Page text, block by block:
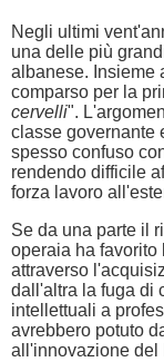
Negli ultimi
una delle più
albanese. Insieme
comparso per la
cervelli".
classe governante
spesso confuso
rendendo difficile
forza lavoro
Se da una parte il
operaia ha favorito
attraverso
dall'altra la fuga di
intellettuali a
avrebbero potuto
all'innovazione del